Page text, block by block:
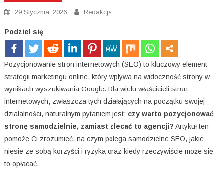
29 Stycznia, 2026 Redakcja
Podziel się
Pozycjonowanie stron internetowych (SEO) to kluczowy element
strategii marketingu online, który wpływa na widoczność strony w
wynikach wyszukiwania Google. Dla wielu właścicieli stron
internetowych, zwłaszcza tych działających na początku swojej
działalności, naturalnym pytaniem jest: czy warto pozycjonować
stronę samodzielnie, zamiast zlecać to agencji? Artykuł ten
pomoże Ci zrozumieć, na czym polega samodzielne SEO, jakie
niesie ze sobą korzyści i ryzyka oraz kiedy rzeczywiście może się
to opłacać.